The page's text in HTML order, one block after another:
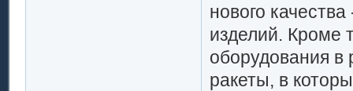
нового
изделий. Кроме
оборудования
ракеты, в